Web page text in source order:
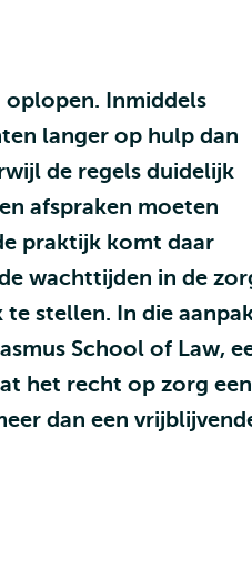
oplopen. Inmiddels
langer op hulp dan
de regels duidelijk
afspraken moeten
praktijk komt daar
wachttijden in de
stellen. In die
School of Law,
het recht op zorg een
dan een